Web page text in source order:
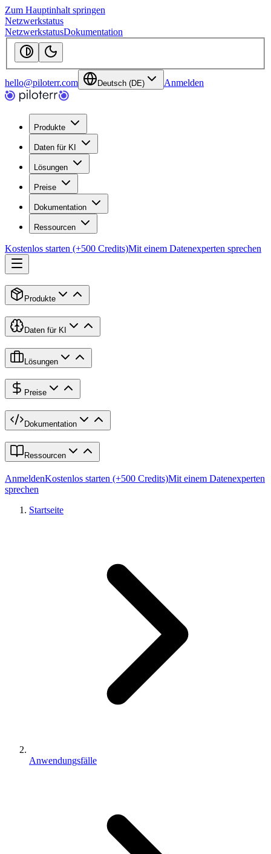
Zum Hauptinhalt springen
Netzwerkstatus
NetzwerkstatusDokumentation
hello@piloterr.com Deutsch (DE) Anmelden
Produkte
Daten für KI
Lösungen
Preise
Dokumentation
Ressourcen
Kostenlos starten (+500 Credits)Mit einem Datenexperten sprechen
Produkte
Daten für KI
Lösungen
Preise
Dokumentation
Ressourcen
AnmeldenKostenlos starten (+500 Credits)Mit einem Datenexperten
sprechen
Startseite
Anwendungsfälle